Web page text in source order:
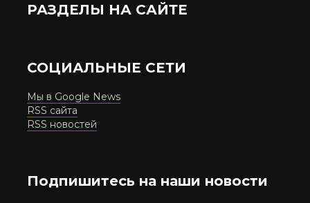
РАЗДЕЛЫ НА САЙТЕ
СОЦИАЛЬНЫЕ СЕТИ
Мы в Google News
RSS сайта
RSS новостей
Подпишитесь на наши новости